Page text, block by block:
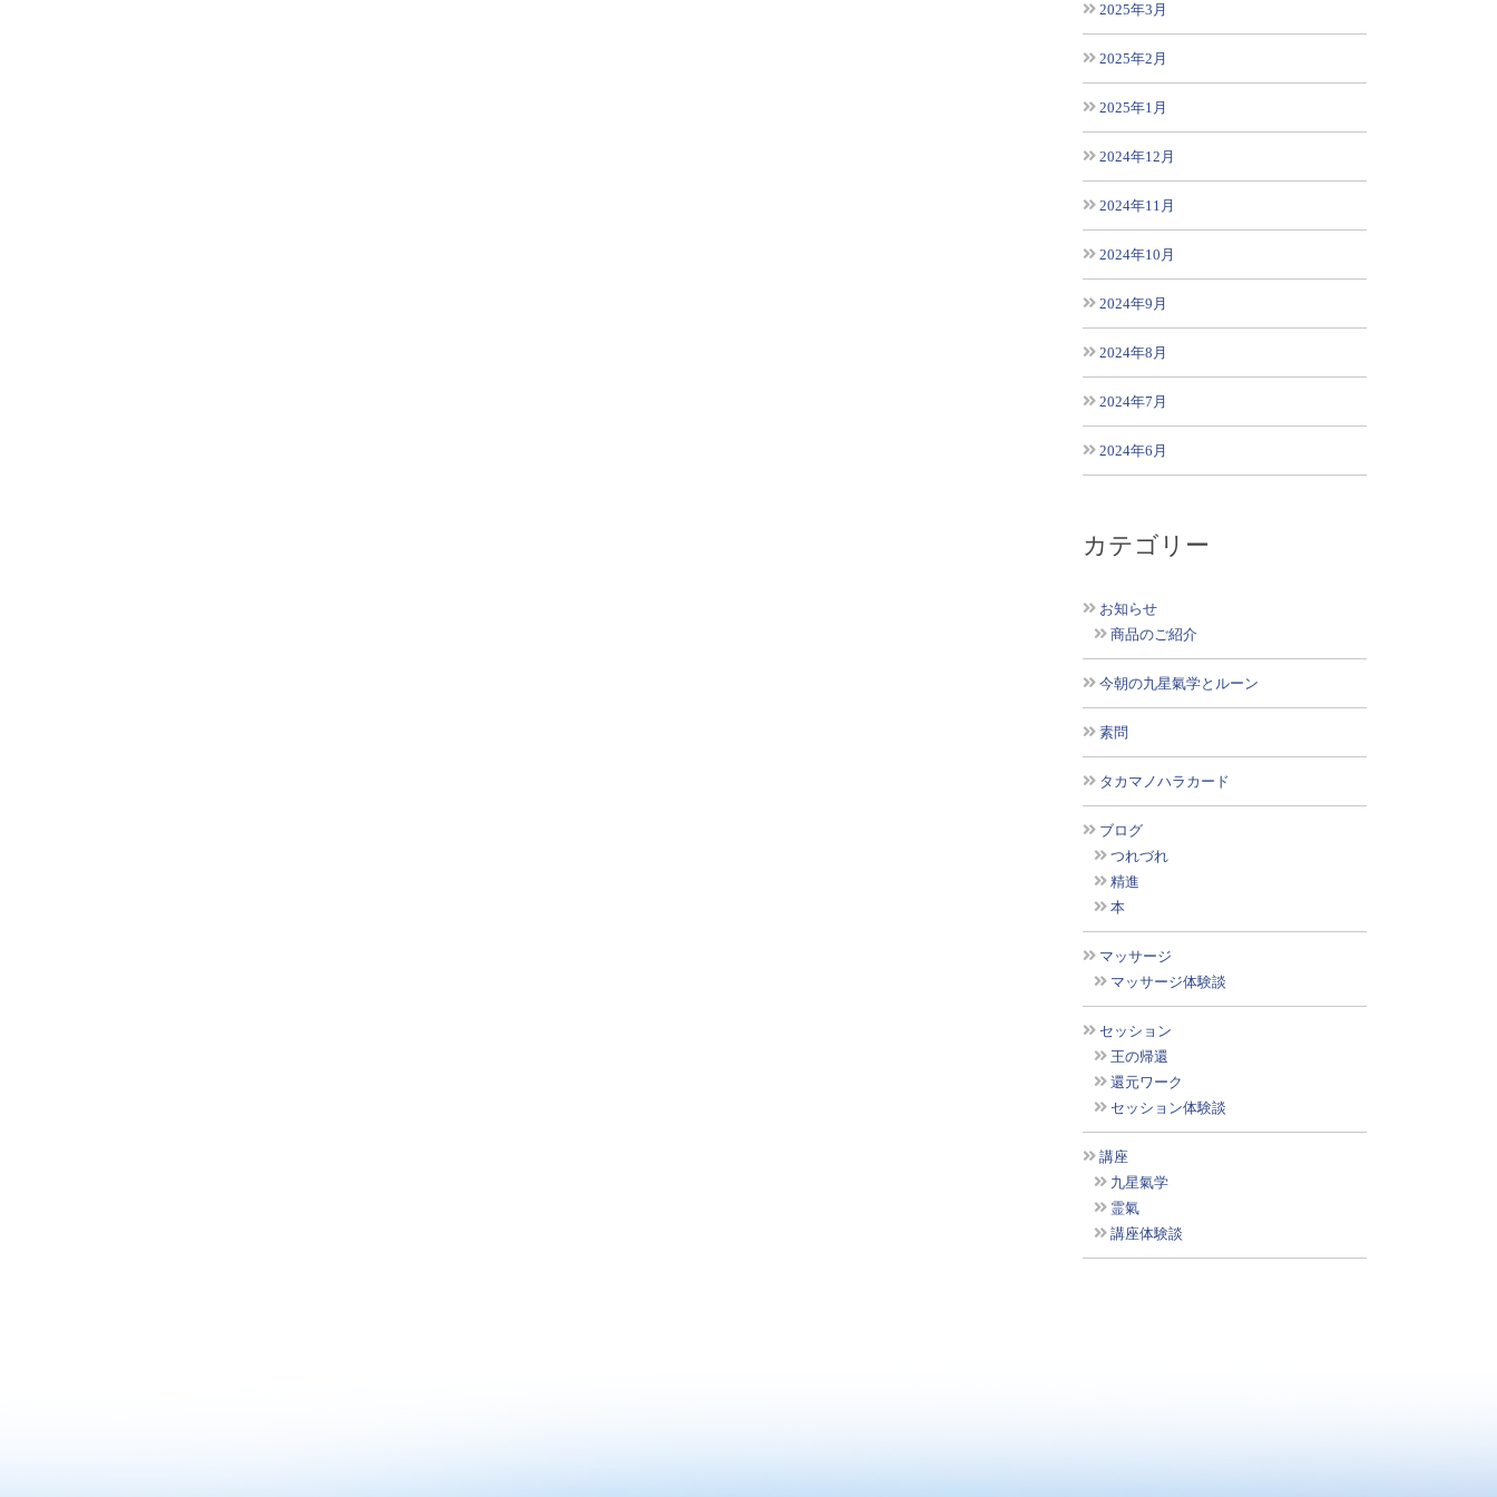
2025年3月
2025年2月
2025年1月
2024年12月
2024年11月
2024年10月
2024年9月
2024年8月
2024年7月
2024年6月
カテゴリー
お知らせ
商品のご紹介
今朝の九星氣学とルーン
素問
タカマノハラカード
ブログ
つれづれ
精進
本
マッサージ
マッサージ体験談
セッション
王の帰還
還元ワーク
セッション体験談
講座
九星氣学
霊氣
講座体験談